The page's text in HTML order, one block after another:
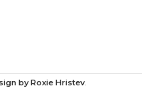
by Roxie Hristev.